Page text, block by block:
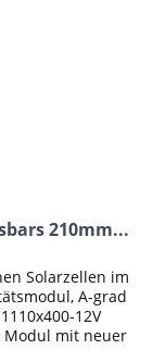
210mm...
Solarzellen im
A-grad
12V
Modul mit neuer